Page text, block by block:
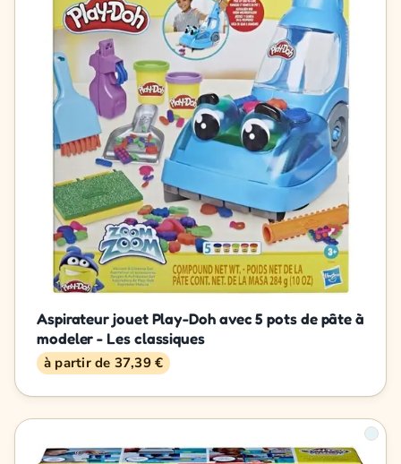
Aspirateur jouet Play-Doh avec 5 pots de pâte à
modeler - Les classiques
à partir de 37,39 €